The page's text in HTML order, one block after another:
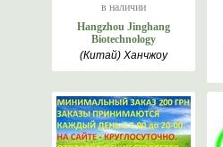
в наличии
Hangzhou Jinghang
Biotechnology
(Китай) Ханчжоу